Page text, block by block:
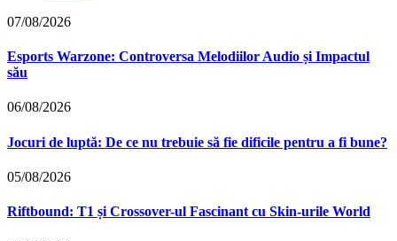
07/08/2026
Esports Warzone: Controversa Melodiilor Audio și Impactul
său
06/08/2026
Jocuri de luptă: De ce nu trebuie să fie dificile pentru a fi bune?
05/08/2026
Riftbound: T1 și Crossover-ul Fascinant cu Skin-urile World